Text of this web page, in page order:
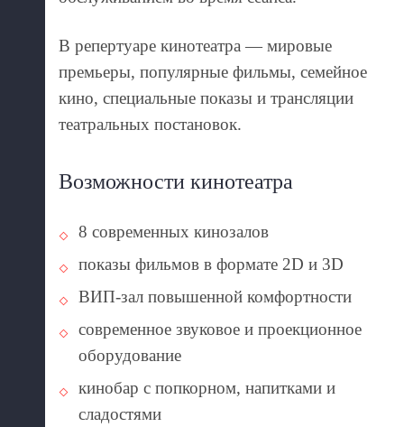
В репертуаре кинотеатра — мировые
премьеры, популярные фильмы, семейное
кино, специальные показы и трансляции
театральных постановок.
Возможности кинотеатра
8 современных кинозалов
показы фильмов в формате 2D и 3D
ВИП-зал повышенной комфортности
современное звуковое и проекционное
оборудование
кинобар с попкорном, напитками и
сладостями